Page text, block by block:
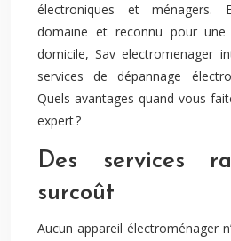
électroniques et ménagers.
domaine et reconnu pour
domicile, Sav electromenager
services de dépannage
Quels avantages quand vous
expert ?
Des services
surcoût
Aucun appareil électroménager